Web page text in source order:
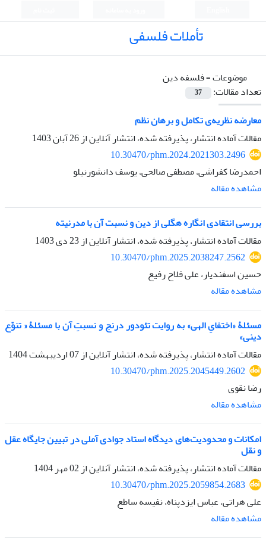
تأملات فلسفی
موضوعات =فلسفه دین
تعداد مقالات:
37
معارضه نظریه‌ی تکامل و برهان نظم
مقالات آماده انتشار، پذیرفته شده، انتشار آنلاین از26 آبان 1403
10.30470/phm.2024.2021303.2496
احمدرضا کفراشی، مصطفی صالحی، یوسف دانشورنیلو
مشاهده مقاله
بررسی انتقادی انگاره هگلی از دین و نسبت آن با مدرنیته
مقالات آماده انتشار، پذیرفته شده، انتشار آنلاین از23 دی 1403
10.30470/phm.2025.2038247.2562
حسین اسفندیار، علی فلاح رفیع
مشاهده مقاله
مسئلۀ «اختفایِ الهی» به روایت تئودور درنج و نسبتِ آن با مسئلۀ « تنوّع
دینی»
مقالات آماده انتشار، پذیرفته شده، انتشار آنلاین از07 اردیبهشت 1404
10.30470/phm.2025.2045449.2602
رضا نقوی
مشاهده مقاله
امکانات و محدودیت‌های دیدگاه استاد جوادی آملی در تبیین جایگاه عقل
و نقل
مقالات آماده انتشار، پذیرفته شده، انتشار آنلاین از02 مهر 1404
10.30470/phm.2025.2059854.2683
علی هراتی، عباس ایزدپناه، نفیسه ساطع
مشاهده مقاله